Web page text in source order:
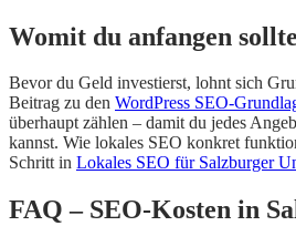
Womit du anfangen
Bevor du Geld investierst, lohnt sich
Beitrag zu den WordPress SEO-
überhaupt zählen – damit du jedes
kannst. Wie lokales SEO konkret
Schritt in Lokales SEO für Salzburger
FAQ – SEO-Kosten in